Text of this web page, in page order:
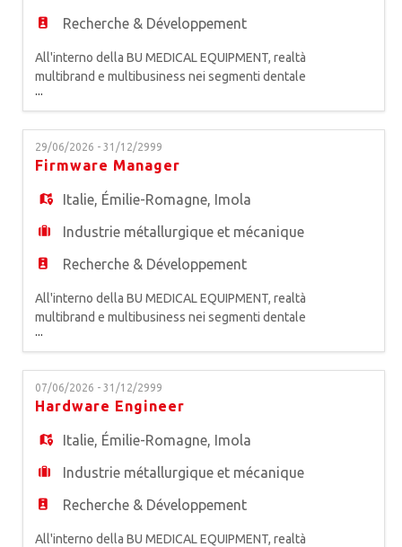
DE
ES
PT
Recherche & Développement
All'interno della BU MEDICAL EQUIPMENT, realtà
multibrand e multibusiness nei segmenti dentale
e medicale, primo produttore europeo di
attrezzature odontoiatriche, siamo alla ricerca di
un* MECHANICAL ENGINEER da inserire in
Tirocinio Extracurriculare. Inserito all'interno del
team di Ricerca e Sviluppo (R&D) e in costante
affiancamento al Mech
...
29/06/2026 - 31/12/2999
Firmware Manager
Italie, Émilie-Romagne, Imola
Industrie métallurgique et mécanique
Recherche & Développement
All'interno della BU MEDICAL EQUIPMENT, realtà
multibrand e multibusiness nei segmenti dentale
e medicale, primo produttore europeo di
attrezzature odontoiatriche, siamo alla ricerca di
un* FIRMWARE MANAGER. Riportando all'R&D
Manager, la risorsa sarà responsabile della qualità
della progettazione nel rispetto dei target ricevuti
e condivisi da
...
07/06/2026 - 31/12/2999
Hardware Engineer
Italie, Émilie-Romagne, Imola
Industrie métallurgique et mécanique
Recherche & Développement
All'interno della BU MEDICAL EQUIPMENT, realtà